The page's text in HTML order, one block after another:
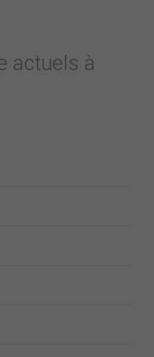
actuels à